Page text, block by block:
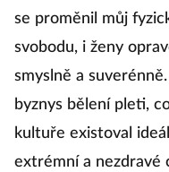
se proměnil můj
svobodu, i ženy
smyslně a
byznys bělení pleti,
kultuře existoval
extrémní a nezdravé